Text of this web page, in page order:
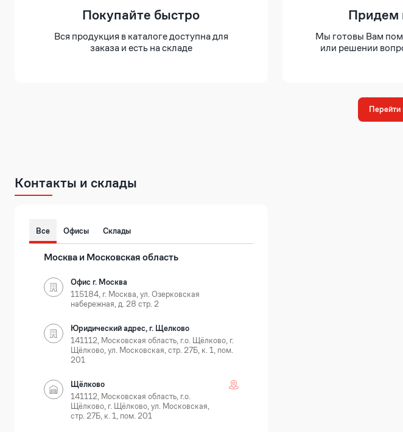
Покупайте быстро
Вся продукция в каталоге доступна для
заказа и есть на складе
Придем
Мы готовы Вам
или решении
Перейти
Контакты и склады
Все Офисы Склады
Москва и Московская область
Офис г. Москва
115184, г. Москва, ул. Озерковская
набережная, д. 28 стр. 2
Юридический адрес, г. Щелково
141112, Московская область, г.о. Щёлково, г.
Щёлково, ул. Московская, стр. 27Б, к. 1, пом.
201
Щёлково
141112, Московская область, г.о.
Щёлково, г. Щёлково, ул. Московская,
стр. 27Б, к. 1, пом. 201